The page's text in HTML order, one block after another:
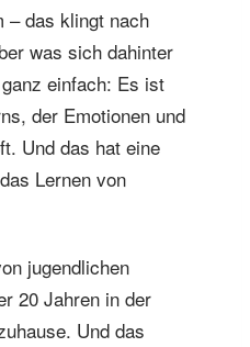
– das klingt nach
was sich dahinter
einfach: Es ist
der Emotionen und
Und das hat eine
Lernen von
jugendlichen
20 Jahren in der
Und das